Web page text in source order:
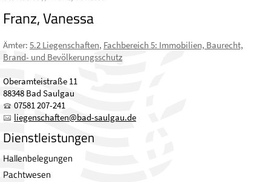
Franz, Vanessa
Ämter: 5.2 Liegenschaften, Fachbereich 5: Immobilien, Baurecht,
Brand- und Bevölkerungsschutz
Oberamteistraße 11
88348 Bad Saulgau
07581 207-241
liegenschaften@bad-saulgau.de
Dienstleistungen
Hallenbelegungen
Pachtwesen